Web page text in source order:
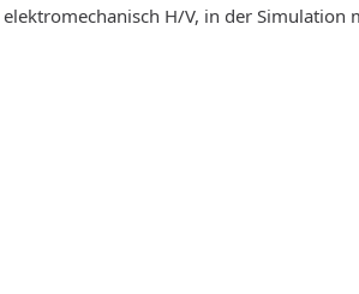
H/V, in der Simulation